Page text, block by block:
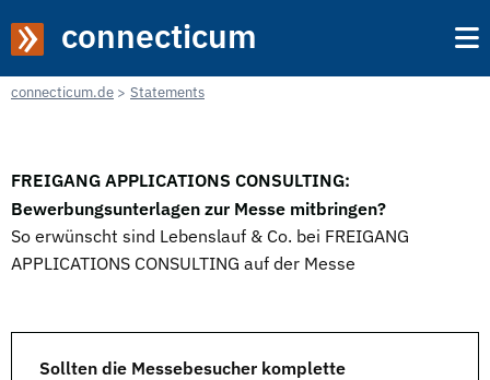
connecticum
connecticum.de Statements
FREIGANG APPLICATIONS CONSULTING:
Bewerbungsunterlagen zur Messe mitbringen?
So erwünscht sind Lebenslauf & Co. bei FREIGANG
APPLICATIONS CONSULTING auf der Messe
Sollten die Messebesucher komplette